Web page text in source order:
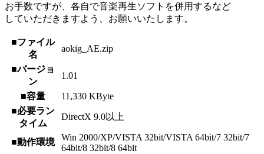
お手数ですが、各自で音楽再生ソフトを併用するなど
していただきますよう、お願いいたします。
■ファイル
名
aokig_AE.zip
■バージョ
ン
1.01
■容量
11,330 KByte
■必要ラン
タイム
DirectX 9.0以上
■動作環境
Win 2000/XP/VISTA 32bit/VISTA 64bit/7 32bit/7
64bit/8 32bit/8 64bit